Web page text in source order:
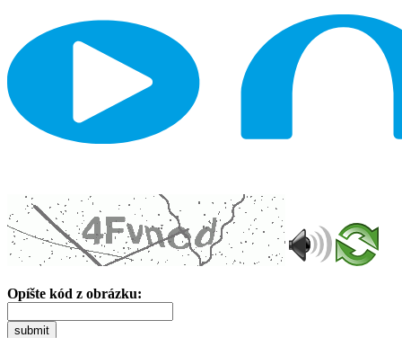
Opíšte kód z obrázku:
submit